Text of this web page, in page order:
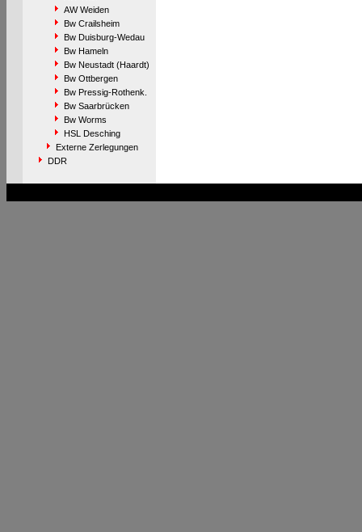
AW Weiden
Bw Crailsheim
Bw Duisburg-Wedau
Bw Hameln
Bw Neustadt (Haardt)
Bw Ottbergen
Bw Pressig-Rothenk.
Bw Saarbrücken
Bw Worms
HSL Desching
Externe Zerlegungen
DDR